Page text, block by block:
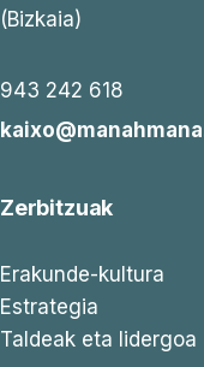
(Bizkaia)
943 242 618
Zerbitzuak
Erakunde-kultura
Estrategia
Taldeak eta lidergoa